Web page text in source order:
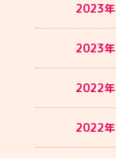
2023
2023
2022
2022